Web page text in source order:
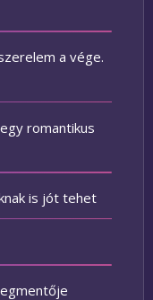
a vége.
romantikus
is jót tehet